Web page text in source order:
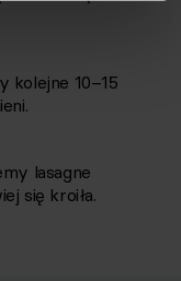
kolejne 10–15
lasagne
się kroiła.